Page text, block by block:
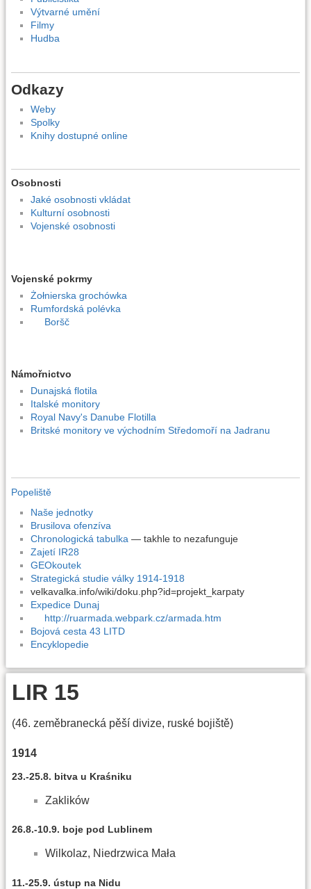
Výtvarné umění
Filmy
Hudba
Odkazy
Weby
Spolky
Knihy dostupné online
Osobnosti
Jaké osobnosti vkládat
Kulturní osobnosti
Vojenské osobnosti
Vojenské pokrmy
Żołnierska grochówka
Rumfordská polévka
Boršč
Námořnictvo
Dunajská flotila
Italské monitory
Royal Navy's Danube Flotilla
Britské monitory ve východním Středomoří na Jadranu
Popeliště
Naše jednotky
Brusilova ofenzíva
Chronologická tabulka — takhle to nezafunguje
Zajetí IR28
GEOkoutek
Strategická studie války 1914-1918
velkavalka.info/wiki/doku.php?id=projekt_karpaty
Expedice Dunaj
http://ruarmada.webpark.cz/armada.htm
Bojová cesta 43 LITD
Encyklopedie
LIR 15
(46. zeměbranecká pěší divize, ruské bojiště)
1914
23.-25.8. bitva u Kraśniku
Zaklików
26.8.-10.9. boje pod Lublinem
Wilkolaz, Niedrzwica Mała
11.-25.9. ústup na Nidu